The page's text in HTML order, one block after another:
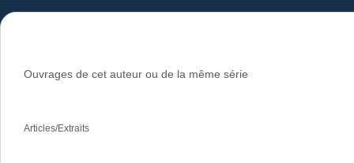
Ouvrages de cet auteur ou de la même série
Articles/Extraits